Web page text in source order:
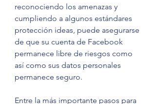
reconociendo los amenazas y
cumpliendo a algunos estándares
protección ideas, puede asegurarse
de que su cuenta de Facebook
permanece libre de riesgos como
así como sus datos personales
permanece seguro.
Entre la más importante pasos para